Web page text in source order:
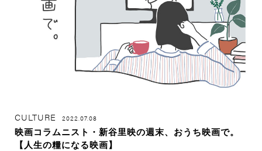
CULTURE 2022.07.08
映画コラムニスト・新谷里映の週末、おうち映画で。
【人生の糧になる映画】